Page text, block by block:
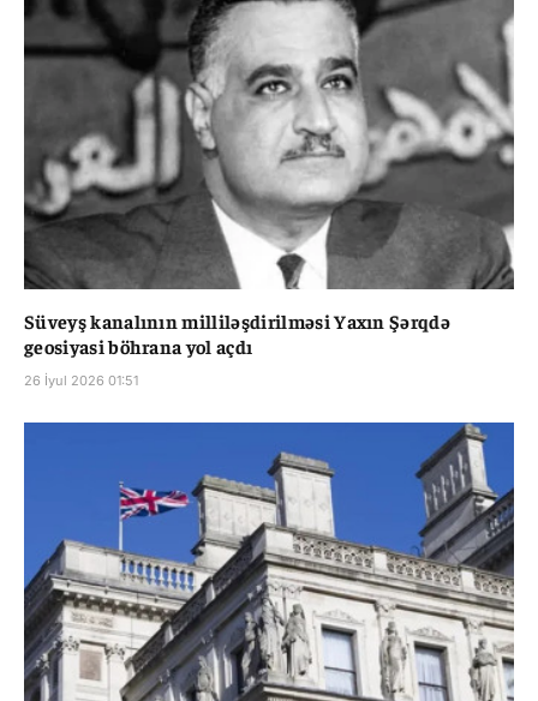
Süveyş kanalının milliləşdirilməsi Yaxın Şərqdə
geosiyasi böhrana yol açdı
26 İyul 2026 01:51